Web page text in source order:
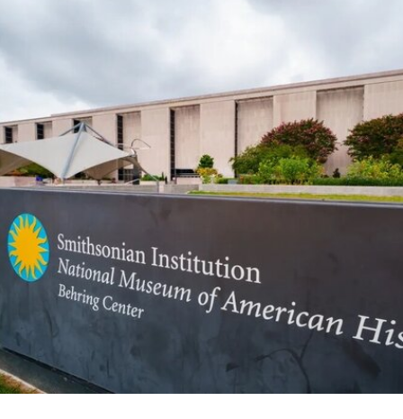
而受到批评。对此，悉尼双年展否认了有关歧视或
作为2028年悉尼双年展艺术总监，刘祺丰表示，他
计划在展览筹备阶段与澳大利亚原住民社群展开交
流。他在接受《艺术新闻》采访时表示：“原住民社
群对我策展实践的重要影响之一，在于他们让我思
考的时间跨度不再局限于双年展的三个月，而是将
视野扩展至数十万年的时间尺度。”
除了领导新加坡双年展外，刘祺丰还曾担任新加坡
艺术节艺术总监，以及香港西九龙文化区管理局戏
剧与表演艺术部主管。